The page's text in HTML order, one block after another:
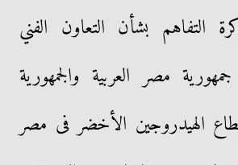
التفاهم بشأن التعاون الفني
مصر العربية والجمهورية
قطاع الهيدروجين الأخضر فى مصر